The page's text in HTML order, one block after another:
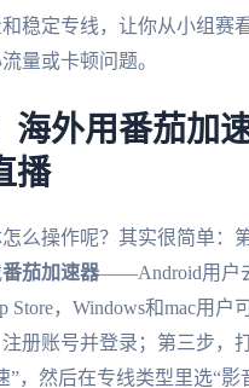
稳定专线，让你从小组赛
量或卡顿问题。
海外用番茄加
播
么操作呢？其实很简单：第
番茄加速器——Android用户
Store，Windows和mac用户
册账号并登录；第三步，
”，然后在专线类型里选“影